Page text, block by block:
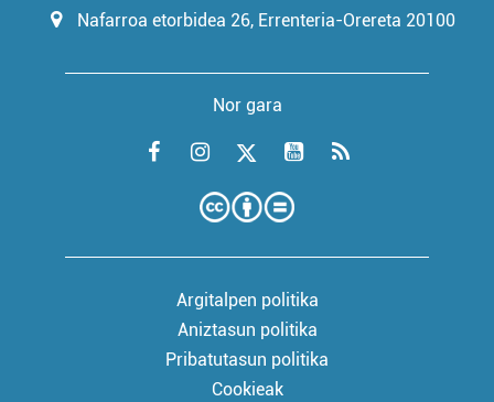
Nafarroa etorbidea 26, Errenteria-Orereta 20100
Nor gara
Argitalpen politika
Aniztasun politika
Pribatutasun politika
Cookieak